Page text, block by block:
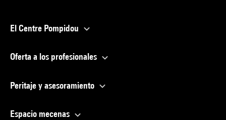
El Centre Pompidou
Oferta a los profesionales
Peritaje y asesoramiento
Espacio mecenas